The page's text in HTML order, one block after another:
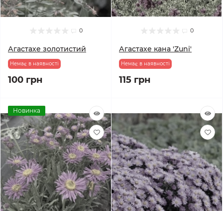
0
Агастахе золотистий
Немає в наявності
100 грн
0
Агастахе кана 'Zuni'
Немає в наявності
115 грн
Новинка